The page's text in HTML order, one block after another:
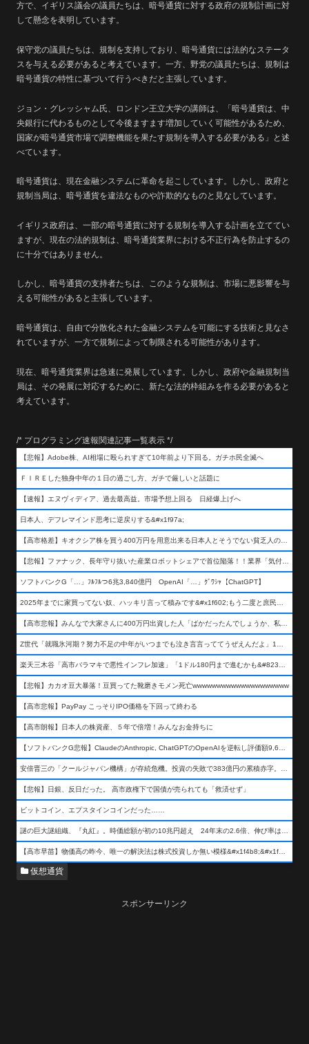
方で、イギリス議会の議員たちは、暗号通貨に対する政府の規制計画に対
して懸念を表明しています。
保守党の議員たちは、規制を支持しており、暗号通貨には法的なステータ
スを与える必要があると考えています。一方、野党の議員たちは、規制は
暗号通貨の特性に基づいて行うべきだと主張しています。
ジョン・グレッシャム氏、ロンドン王立大学の講師は、「暗号通貨は、中
央銀行に代わるものとして今後ますます増加していく可能性があるため、
国家が暗号通貨市場で調整機能を果たす規制を導入する必要がある」と述
べています。
暗号通貨は、現在金融システムに革命を起こしています。しかし、政府と
規制当局は、暗号通貨を違法なものや詐欺的なものと見なしています。
イギリス政府は、一部の暗号通貨に対する規制を導入する計画を立ててい
ますが、現在の法的規制は、暗号通貨業界における不正行為を防止するの
に十分ではありません。
しかし、暗号通貨の支持者たちは、このような規制は、市場に悪影響を与
える可能性があると主張しています。
暗号通貨は、自由で分散化された金融システムを可能にする技術と見なさ
れていますが、一方で規制によって制限される可能性があります。
現在、暗号通貨業界は急速に発展しています。しかし、政府や金融規制当
局は、その発展に対応するために、新たな法的枠組みを作る必要があると
考えています。
/* プログラミング速報関連記事一覧表示 */
【悲報】Adobe株、AI相場に殴られすぎて10年前より下回る。ガチホ民全滅へ
ＦＩＲＥした独身中年の１日の過ごし方、ガチで厳しいと話題に
【速報】エヌヴィディア、過去最高益。市場予想上回る 日経爆上げへ
日本人、デフレマインド思考に逆戻りする&#x1f97a;
ソフトバンクG「…」ﾌﾙﾌﾙつ6兆3,840億円 OpenAI「…」ｸﾞﾜｼｬ【ChatGPT】
【悲報】カカオ豆大暴落！豆買ってた靴磨きモメン死亡wwwwwwwwwwwwwwwwwwww
【高市悲報】PayPay こっそりIPO価格を下回って終わる
【高市朗報】日本人の株資産、５年で倍増！みんなお金持ちに
【悲報】日銀、反日だった。 高市政権下で国債が売られても「救済せず」
ビットコイン、エプスタインコインだった……
仮想通貨
スポンサーリンク